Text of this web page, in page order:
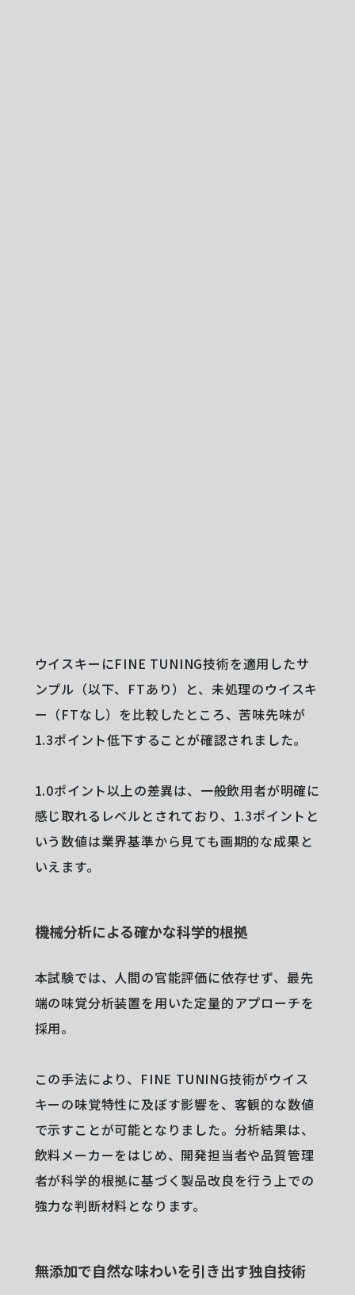
ウイスキーにFINE TUNING技術を適用したサ
ンプル（以下、FTあり）と、未処理のウイスキ
ー（FTなし）を比較したところ、苦味先味が
1.3ポイント低下することが確認されました。
1.0ポイント以上の差異は、一般飲用者が明確に
感じ取れるレベルとされており、1.3ポイントと
いう数値は業界基準から見ても画期的な成果と
いえます。
機械分析による確かな科学的根拠
本試験では、人間の官能評価に依存せず、最先
端の味覚分析装置を用いた定量的アプローチを
採用。
この手法により、FINE TUNING技術がウイス
キーの味覚特性に及ぼす影響を、客観的な数値
で示すことが可能となりました。分析結果は、
飲料メーカーをはじめ、開発担当者や品質管理
者が科学的根拠に基づく製品改良を行う上での
強力な判断材料となります。
無添加で自然な味わいを引き出す独自技術